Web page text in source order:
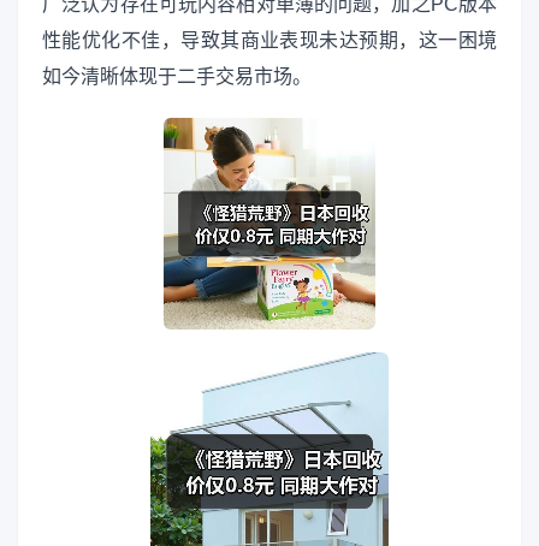
性能优化不佳，导致其商业表现未达预期，这一困境
如今清晰体现于二手交易市场。